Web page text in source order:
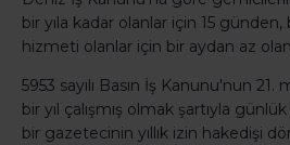
bir yıla kadar olanlar için 15 günden,
hizmeti olanlar için bir aydan az
5953 sayılı Basın İş Kanunu'nun
bir yıl çalışmış olmak şartıyla günlük
bir gazetecinin yıllık izin hakedişi